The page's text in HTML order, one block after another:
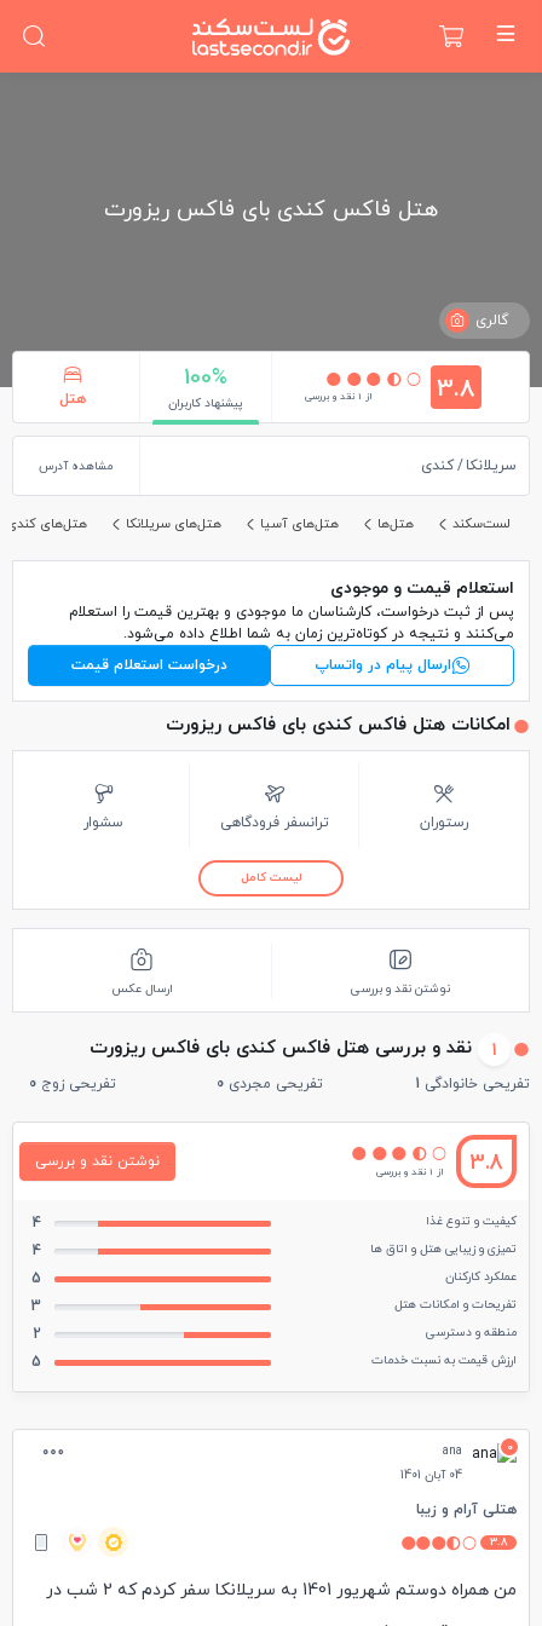
هتل فاکس کندی بای فاکس ریزورت
گالری
3.8 از 1 نقد و بررسی
100%
پیشنهاد کاربران هتل
سریلانکا کندی مشاهده آدرس
لست‌سکند هتل‌ها هتل‌های آسیا هتل‌های سریلانکا هتل‌های کندی
استعلام قیمت و موجودی
پس از ثبت درخواست، کارشناسان ما موجودی و بهترین قیمت را استعلام
می‌کنند و نتیجه در کوتاه‌ترین زمان به شما اطلاع داده می‌شود.
ارسال پیام در واتساپ
درخواست استعلام قیمت
امکانات هتل فاکس کندی بای فاکس ریزورت
رستوران ترانسفر فرودگاهی سشوار
لیست کامل
نوشتن نقد و بررسی ارسال عکس
1 نقد و بررسی هتل فاکس کندی بای فاکس ریزورت
تفریحی خانوادگی 1 تفریحی مجردی 0 تفریحی زوج 0
3.8 از 1 نقد و بررسی
نوشتن نقد و بررسی
کیفیت و تنوع غذا 4
تمیزی و زیبایی هتل و اتاق ها 4
عملکرد کارکنان 5
تفریحات و امکانات هتل 3
منطقه و دسترسی 2
ارزش قیمت به نسبت خدمات 5
0
ana
04 آبان 1401
هتلی آرام و زیبا
3.8
من همراه دوستم شهریور 1401 به سریلانکا سفر کردم که 2 شب در